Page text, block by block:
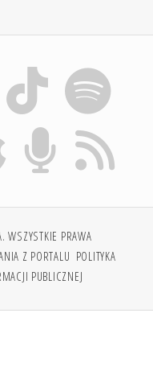
PRAWA
Z PORTALU POLITYKA
PUBLICZNEJ